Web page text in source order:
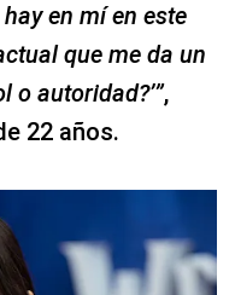
en mí en este
que me da un
o autoridad?’”,
22 años.